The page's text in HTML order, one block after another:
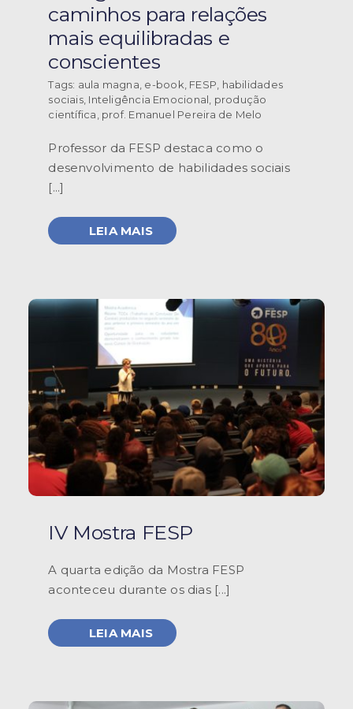
caminhos para relações
mais equilibradas e
conscientes
Tags: aula magna e-book FESP habilidades
sociais, Inteligência Emocional produção
científica prof. Emanuel Pereira de Melo
Professor da FESP destaca como o
desenvolvimento de habilidades sociais
[...]
LEIA MAIS
IV Mostra FESP
A quarta edição da Mostra FESP
aconteceu durante os dias [...]
LEIA MAIS